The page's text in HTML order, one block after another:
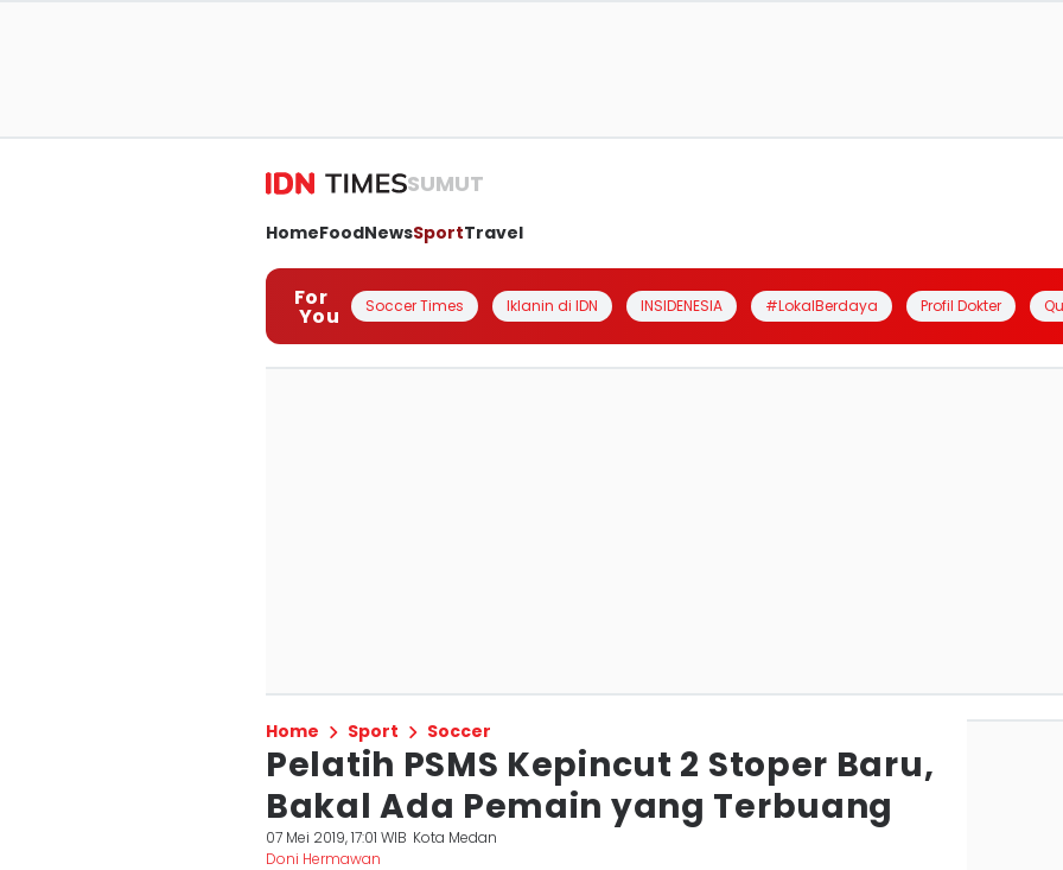
SUMUT
HomeFoodNewsSportTravel
For
You Soccer Times Iklanin di IDN INSIDENESIA #LokalBerdaya Profil Dokter
Home Sport Soccer
Pelatih PSMS Kepincut 2 Stoper Baru,
Bakal Ada Pemain yang Terbuang
07 Mei 2019, 17:01 WIB Kota Medan
Doni Hermawan